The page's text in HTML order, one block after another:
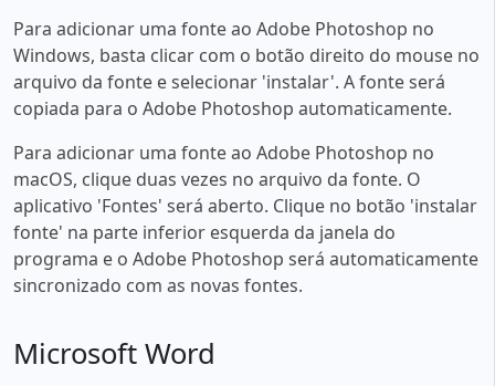
Para adicionar uma fonte ao Adobe Photoshop no
Windows, basta clicar com o botão direito do mouse no
arquivo da fonte e selecionar 'instalar'. A fonte será
copiada para o Adobe Photoshop automaticamente.
Para adicionar uma fonte ao Adobe Photoshop no
macOS, clique duas vezes no arquivo da fonte. O
aplicativo 'Fontes' será aberto. Clique no botão 'instalar
fonte' na parte inferior esquerda da janela do
programa e o Adobe Photoshop será automaticamente
sincronizado com as novas fontes.
Microsoft Word